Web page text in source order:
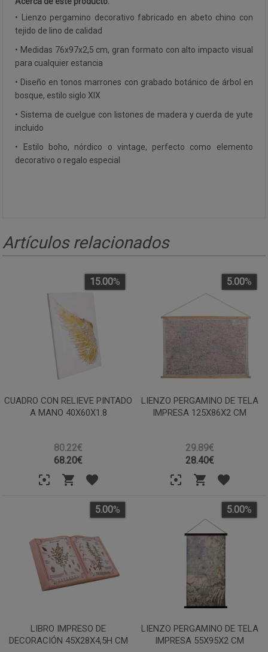
• Lienzo pergamino decorativo fabricado en abeto chino con
tejido de lino de calidad
• Medidas 76x97x2,5 cm, gran formato con alto impacto visual
para cualquier estancia
• Diseño en tonos marrones con grabado botánico de árbol en
bosque, estilo siglo XIX
• Sistema de cuelgue con listones de madera y cuerda de yute
incluido
• Estilo boho, nórdico o vintage, perfecto como elemento
decorativo o regalo especial
Artículos relacionados
CUADRO CON RELIEVE PINTADO
A MANO 40X60X1.8
80.22€
15.00%
68.20€
LIENZO PERGAMINO DE TELA
IMPRESA 125X86X2 CM
29.89€
5.00%
28.40€
LIBRO IMPRESO DE
DECORACIÓN 45X28X4,5H CM
5.00%
LIENZO PERGAMINO DE TELA
IMPRESA 55X95X2 CM
5.00%